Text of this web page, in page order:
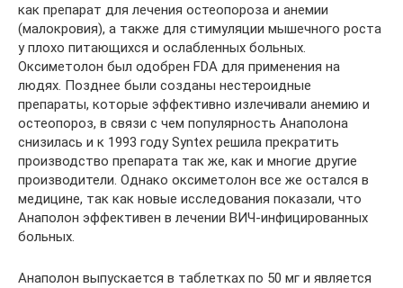
как препарат для лечения остеопороза и анемии
(малокровия), а также для стимуляции мышечного роста
у плохо питающихся и ослабленных больных.
Оксиметолон был одобрен FDA для применения на
людях. Позднее были созданы нестероидные
препараты, которые эффективно излечивали анемию и
остеопороз, в связи с чем популярность Анаполона
снизилась и к 1993 году Syntex решила прекратить
производство препарата так же, как и многие другие
производители. Однако оксиметолон все же остался в
медицине, так как новые исследования показали, что
Анаполон эффективен в лечении ВИЧ-инфицированных
больных.
Анаполон выпускается в таблетках по 50 мг и является